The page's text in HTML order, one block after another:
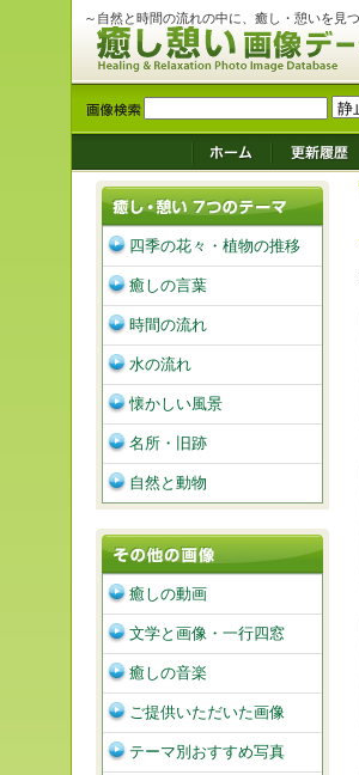
～自然と時間の流れの中に、癒し・憩いを見
四季の花々・植物の推移
癒しの言葉
時間の流れ
水の流れ
懐かしい風景
名所・旧跡
自然と動物
癒しの動画
文学と画像・一行四窓
癒しの音楽
ご提供いただいた画像
テーマ別おすすめ写真